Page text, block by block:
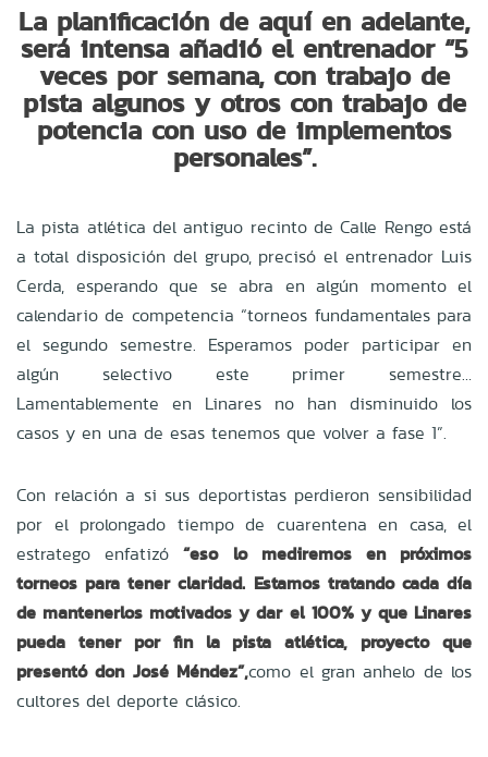
La planificación de aquí en adelante,
será intensa añadió el entrenador “5
veces por semana, con trabajo de
pista algunos y otros con trabajo de
potencia con uso de implementos
personales”.
La pista atlética del antiguo recinto de Calle Rengo está
a total disposición del grupo, precisó el entrenador Luis
Cerda, esperando que se abra en algún momento el
calendario de competencia “torneos fundamentales para
el segundo semestre. Esperamos poder participar en
algún selectivo este primer semestre…
Lamentablemente en Linares no han disminuido los
casos y en una de esas tenemos que volver a fase 1”.
Con relación a si sus deportistas perdieron sensibilidad
por el prolongado tiempo de cuarentena en casa, el
estratego enfatizó“eso lo mediremos en próximos
torneos para tener claridad. Estamos tratando cada día
de mantenerlos motivados y dar el 100% y que Linares
pueda tener por fin la pista atlética, proyecto que
presentó don José Méndez”,como el gran anhelo de los
cultores del deporte clásico.